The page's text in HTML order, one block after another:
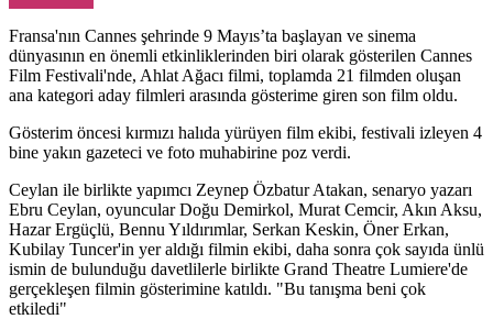
Fransa'nın Cannes şehrinde 9 Mayıs’ta başlayan ve sinema
dünyasının en önemli etkinliklerinden biri olarak gösterilen Cannes
Film Festivali'nde, Ahlat Ağacı filmi, toplamda 21 filmden oluşan
ana kategori aday filmleri arasında gösterime giren son film oldu.
Gösterim öncesi kırmızı halıda yürüyen film ekibi, festivali izleyen 4
bine yakın gazeteci ve foto muhabirine poz verdi.
Ceylan ile birlikte yapımcı Zeynep Özbatur Atakan, senaryo yazarı
Ebru Ceylan, oyuncular Doğu Demirkol, Murat Cemcir, Akın Aksu,
Hazar Ergüçlü, Bennu Yıldırımlar, Serkan Keskin, Öner Erkan,
Kubilay Tuncer'in yer aldığı filmin ekibi, daha sonra çok sayıda ünlü
ismin de bulunduğu davetlilerle birlikte Grand Theatre Lumiere'de
gerçekleşen filmin gösterimine katıldı. "Bu tanışma beni çok
etkiledi"